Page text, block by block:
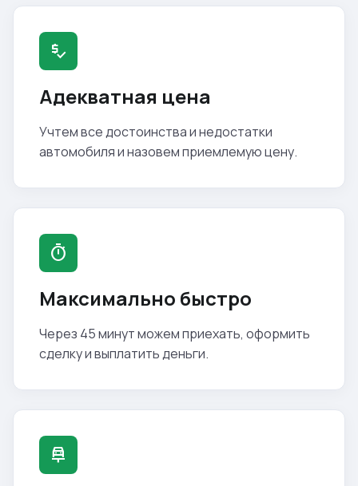
price_check
Адекватная цена
Учтем все достоинства и недостатки
автомобиля и назовем приемлемую цену.
timer
Максимально быстро
Через 45 минут можем приехать, оформить
сделку и выплатить деньги.
car_repair